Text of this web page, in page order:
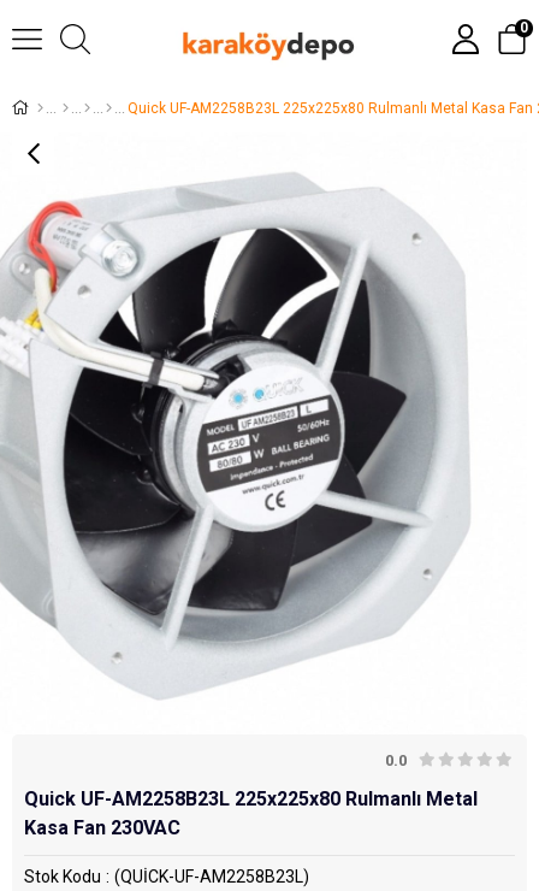
0
Quick UF-AM2258B23L 225x225x80 Rulmanlı Metal Kasa Fan
0.0
Quick UF-AM2258B23L 225x225x80 Rulmanlı Metal
Kasa Fan 230VAC
Stok Kodu (QUİCK-UF-AM2258B23L)